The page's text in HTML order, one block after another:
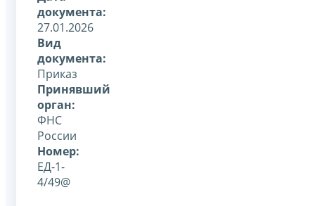
документа:
27.01.2026
Вид
документа:
Приказ
Принявший
орган:
ФНС
России
Номер:
ЕД-1-
4/49@